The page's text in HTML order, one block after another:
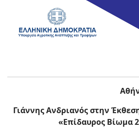
Γιάννης Ανδριανός στην
«Επίδαυρος Βίωμα